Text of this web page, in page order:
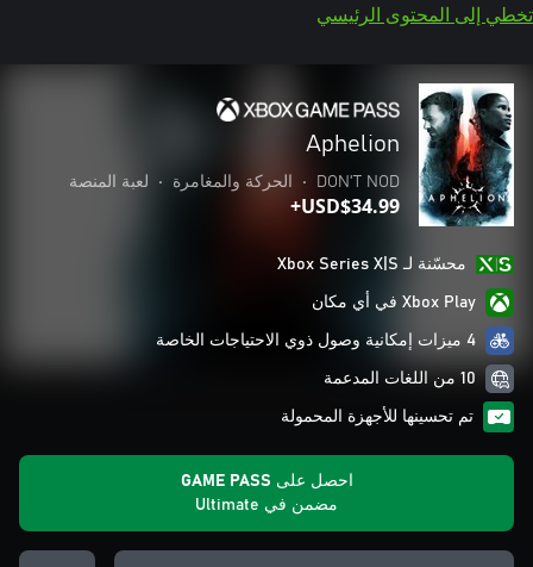
تخطي إلى المحتوى الرئيسي
Aphelion
DON'T NOD
• الحركة والمغامرة • لعبة المنصة
USD$34.99+
محسّنة لـ Xbox Series X|S
Xbox Play في أي مكان
4 ميزات إمكانية وصول ذوي الاحتياجات الخاصة
10 من اللغات المدعمة
تم تحسينها للأجهزة المحمولة
احصل على GAME PASS
مضمن في Ultimate